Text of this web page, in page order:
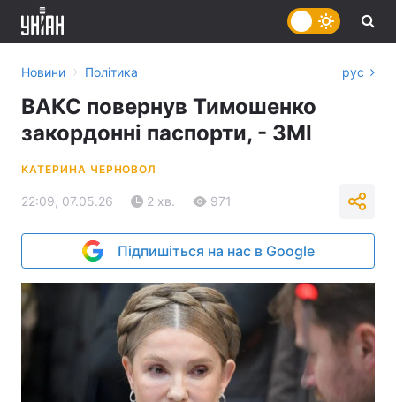
Новини › Політика рус
ВАКС повернув Тимошенко
закордонні паспорти, - ЗМІ
КАТЕРИНА ЧЕРНОВОЛ
22:09, 07.05.26 2 хв. 971
Підпишіться на нас в Google